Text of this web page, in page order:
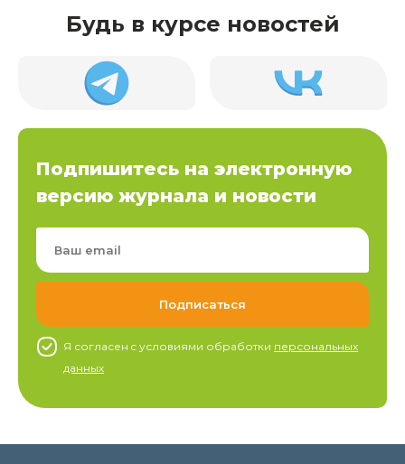
Будь в курсе новостей
Подпишитесь на электронную
версию журнала и новости
Я согласен c условиями обработки персональных
данных